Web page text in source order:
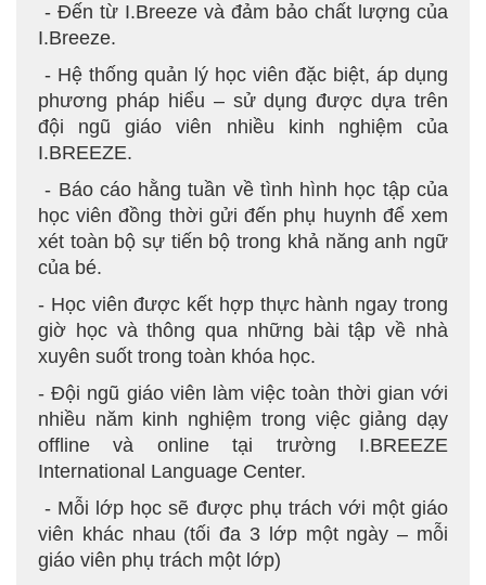
- Đến từ I.Breeze và đảm bảo chất lượng của
I.Breeze.
- Hệ thống quản lý học viên đặc biệt, áp dụng
phương pháp hiểu – sử dụng được dựa trên
đội ngũ giáo viên nhiều kinh nghiệm của
I.BREEZE.
- Báo cáo hằng tuần về tình hình học tập của
học viên đồng thời gửi đến phụ huynh để xem
xét toàn bộ sự tiến bộ trong khả năng anh ngữ
của bé.
- Học viên được kết hợp thực hành ngay trong
giờ học và thông qua những bài tập về nhà
xuyên suốt trong toàn khóa học.
- Đội ngũ giáo viên làm việc toàn thời gian với
nhiều năm kinh nghiệm trong việc giảng dạy
offline và online tại trường I.BREEZE
International Language Center.
- Mỗi lớp học sẽ được phụ trách với một giáo
viên khác nhau (tối đa 3 lớp một ngày – mỗi
giáo viên phụ trách một lớp)